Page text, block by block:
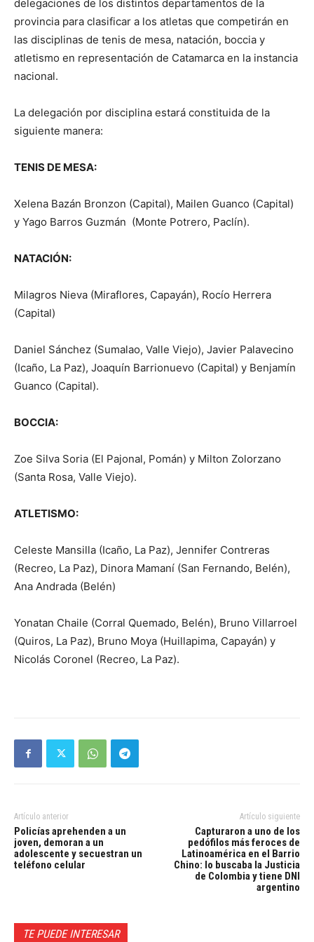
delegaciones de los distintos departamentos de la
provincia para clasificar a los atletas que competirán en
las disciplinas de tenis de mesa, natación, boccia y
atletismo en representación de Catamarca en la instancia
nacional.
La delegación por disciplina estará constituida de la
siguiente manera:
TENIS DE MESA:
Xelena Bazán Bronzon (Capital), Mailen Guanco (Capital)
y Yago Barros Guzmán (Monte Potrero, Paclín).
NATACIÓN:
Milagros Nieva (Miraflores, Capayán), Rocío Herrera
(Capital)
Daniel Sánchez (Sumalao, Valle Viejo), Javier Palavecino
(Icaño, La Paz), Joaquín Barrionuevo (Capital) y Benjamín
Guanco (Capital).
BOCCIA:
Zoe Silva Soria (El Pajonal, Pomán) y Milton Zolorzano
(Santa Rosa, Valle Viejo).
ATLETISMO:
Celeste Mansilla (Icaño, La Paz), Jennifer Contreras
(Recreo, La Paz), Dinora Mamaní (San Fernando, Belén),
Ana Andrada (Belén)
Yonatan Chaile (Corral Quemado, Belén), Bruno Villarroel
(Quiros, La Paz), Bruno Moya (Huillapima, Capayán) y
Nicolás Coronel (Recreo, La Paz).
Artículo anterior
Policías aprehenden a un
joven, demoran a un
adolescente y secuestran un
teléfono celular
Artículo siguiente
Capturaron a uno de los
pedófilos más feroces de
Latinoamérica en el Barrio
Chino: lo buscaba la Justicia
de Colombia y tiene DNI
argentino
TE PUEDE INTERESAR